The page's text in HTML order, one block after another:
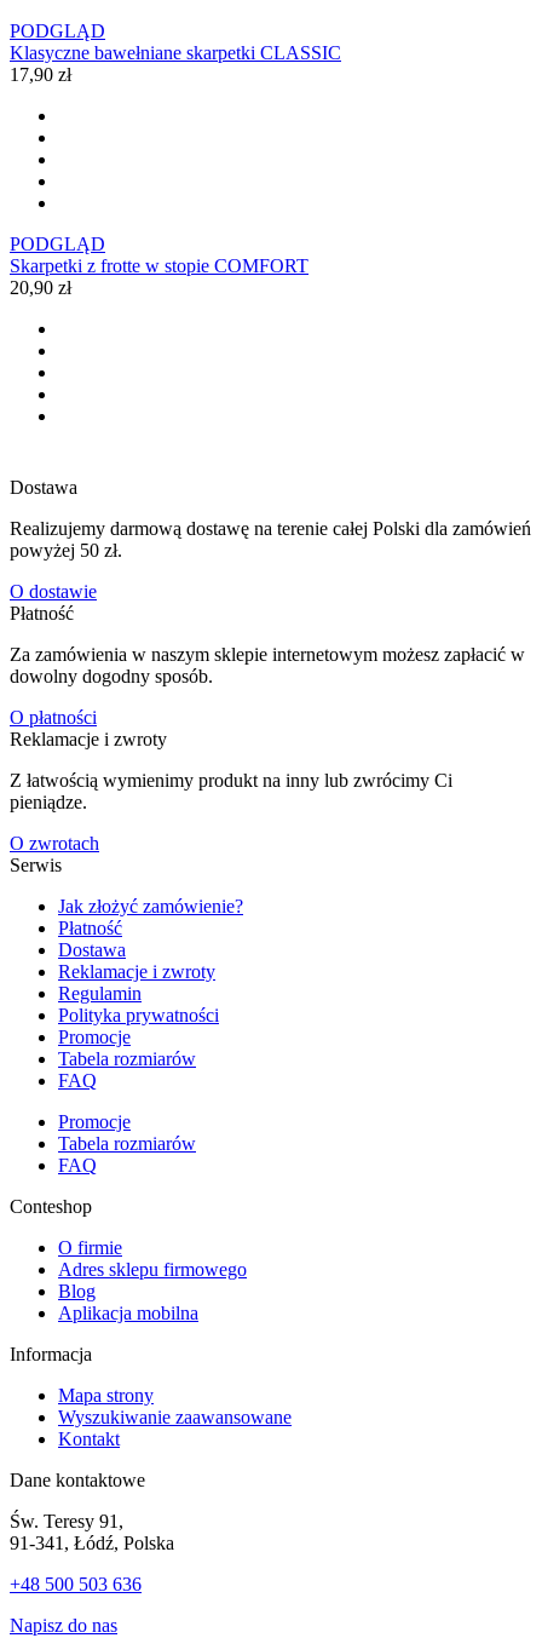
PODGLĄD
Klasyczne bawełniane skarpetki CLASSIC
17,90 zł
PODGLĄD
Skarpetki z frotte w stopie COMFORT
20,90 zł
Dostawa
Realizujemy darmową dostawę na terenie całej Polski dla zamówień
powyżej 50 zł.
O dostawie
Płatność
Za zamówienia w naszym sklepie internetowym możesz zapłacić w
dowolny dogodny sposób.
O płatności
Reklamacje i zwroty
Z łatwością wymienimy produkt na inny lub zwrócimy Ci
pieniądze.
O zwrotach
Serwis
Jak złożyć zamówienie?
Płatność
Dostawa
Reklamacje i zwroty
Regulamin
Polityka prywatności
Promocje
Tabela rozmiarów
FAQ
Promocje
Tabela rozmiarów
FAQ
Conteshop
O firmie
Adres sklepu firmowego
Blog
Aplikacja mobilna
Informacja
Mapa strony
Wyszukiwanie zaawansowane
Kontakt
Dane kontaktowe
Św. Teresy 91,
91-341, Łódź, Polska
+48 500 503 636
Napisz do nas